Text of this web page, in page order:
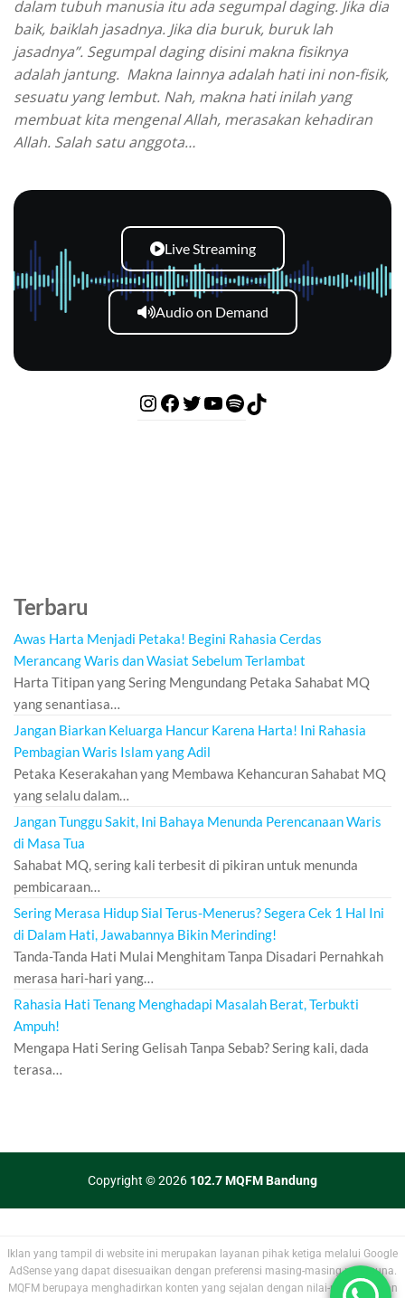
dalam tubuh manusia itu ada segumpal daging. Jika dia
baik, baiklah jasadnya. Jika dia buruk, buruk lah
jasadnya”. Segumpal daging disini makna fisiknya
adalah jantung. Makna lainnya adalah hati ini non-fisik,
sesuatu yang lembut. Nah, makna hati inilah yang
membuat kita mengenal Allah, merasakan kehadiran
Allah. Salah satu anggota…
Live Streaming
Audio on Demand
Terbaru
Awas Harta Menjadi Petaka! Begini Rahasia Cerdas
Merancang Waris dan Wasiat Sebelum Terlambat
Harta Titipan yang Sering Mengundang Petaka Sahabat MQ
yang senantiasa…
Jangan Biarkan Keluarga Hancur Karena Harta! Ini Rahasia
Pembagian Waris Islam yang Adil
Petaka Keserakahan yang Membawa Kehancuran Sahabat MQ
yang selalu dalam…
Jangan Tunggu Sakit, Ini Bahaya Menunda Perencanaan Waris
di Masa Tua
Sahabat MQ, sering kali terbesit di pikiran untuk menunda
pembicaraan…
Sering Merasa Hidup Sial Terus-Menerus? Segera Cek 1 Hal Ini
di Dalam Hati, Jawabannya Bikin Merinding!
Tanda-Tanda Hati Mulai Menghitam Tanpa Disadari Pernahkah
merasa hari-hari yang…
Rahasia Hati Tenang Menghadapi Masalah Berat, Terbukti
Ampuh!
Mengapa Hati Sering Gelisah Tanpa Sebab? Sering kali, dada
terasa…
Copyright © 2026 102.7 MQFM Bandung
Iklan yang tampil di website ini merupakan layanan pihak ketiga melalui Google
AdSense yang dapat disesuaikan dengan preferensi masing-masing pengguna.
MQFM berupaya menghadirkan konten yang sejalan dengan nilai-nilai kebaikan